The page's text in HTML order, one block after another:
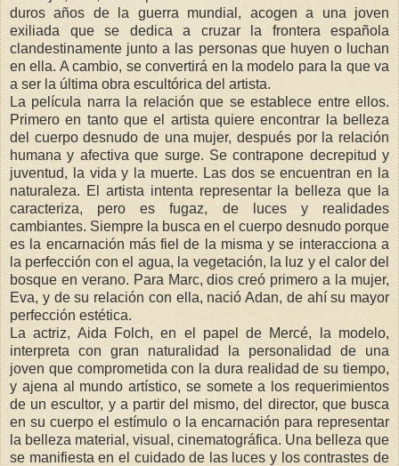
duros años de la guerra mundial, acogen a una joven
exiliada que se dedica a cruzar la frontera española
clandestinamente junto a las personas que huyen o luchan
en ella. A cambio, se convertirá en la modelo para la que va
a ser la última obra escultórica del artista.
La película narra la relación que se establece entre ellos.
Primero en tanto que el artista quiere encontrar la belleza
del cuerpo desnudo de una mujer, después por la relación
humana y afectiva que surge. Se contrapone decrepitud y
juventud, la vida y la muerte. Las dos se encuentran en la
naturaleza. El artista intenta representar la belleza que la
caracteriza, pero es fugaz, de luces y realidades
cambiantes. Siempre la busca en el cuerpo desnudo porque
es la encarnación más fiel de la misma y se interacciona a
la perfección con el agua, la vegetación, la luz y el calor del
bosque en verano. Para Marc, dios creó primero a la mujer,
Eva, y de su relación con ella, nació Adan, de ahí su mayor
perfección estética.
La actriz, Aida Folch, en el papel de Mercé, la modelo,
interpreta con gran naturalidad la personalidad de una
joven que comprometida con la dura realidad de su tiempo,
y ajena al mundo artístico, se somete a los requerimientos
de un escultor, y a partir del mismo, del director, que busca
en su cuerpo el estímulo o la encarnación para representar
la belleza material, visual, cinematográfica. Una belleza que
se manifiesta en el cuidado de las luces y los contrastes de